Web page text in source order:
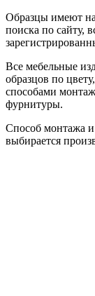
Образцы имеют
поиска по сайту,
Все мебельные
образцов по
способами
фурнитуры.
Способ монтажа
выбирается